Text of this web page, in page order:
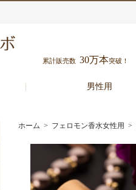
累計販売数 30万本突破！
男性用
ホーム > フェロモン香水女性用 >